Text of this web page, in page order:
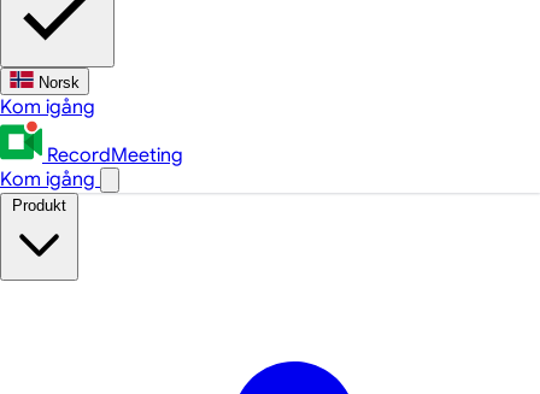
Norsk
Kom igång
RecordMeeting
Kom igång